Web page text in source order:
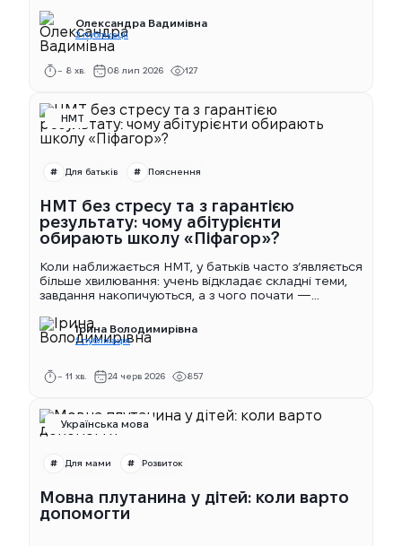
Олександра Вадимівна
2 публікації
~ 8 хв. 08 лип 2026 127
НМТ
Для батьків Пояснення
НМТ без стресу та з гарантією
результату: чому абітурієнти
обирають школу «Піфагор»?
Коли наближається НМТ, у батьків часто з’являється
більше хвилювання: учень відкладає складні теми,
завдання накопичуються, а з чого почати —...
Ірина Володимирівна
1 публікація
~ 11 хв. 24 черв 2026 857
Українська мова
Для мами Розвиток
Мовна плутанина у дітей: коли варто
допомогти